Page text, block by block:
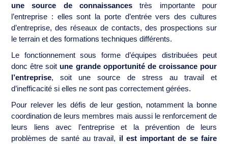
une source de connaissances très importante pour
l’entreprise : elles sont la porte d’entrée vers des cultures
d’entreprise, des réseaux de contacts, des prospections sur
le terrain et des formations techniques différents.
Le fonctionnement sous forme d’équipes distribuées peut
donc être soit une grande opportunité de croissance pour
l’entreprise, soit une source de stress au travail et
d’inefficacité si elles ne sont pas correctement gérées.
Pour relever les défis de leur gestion, notamment la bonne
coordination de leurs membres mais aussi le renforcement de
leurs liens avec l’entreprise et la prévention de leurs
problèmes de santé au travail, il est important de se faire